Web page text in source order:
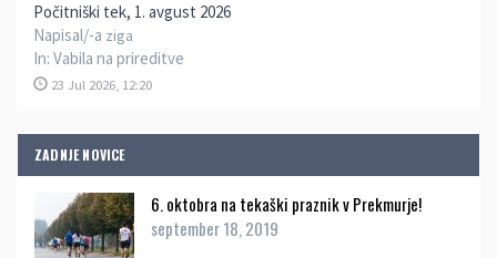
Počitniški tek, 1. avgust 2026
Napisal/-a ziga
In: Vabila na prireditve
23 Jul 2026, 12:20
ZADNJE NOVICE
6. oktobra na tekaški praznik v Prekmurje!
september 18, 2019